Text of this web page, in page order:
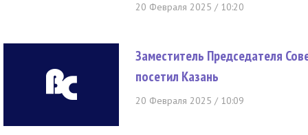
20 Февраля 2025 / 10:20
Заместитель Председателя
посетил Казань
20 Февраля 2025 / 10:09